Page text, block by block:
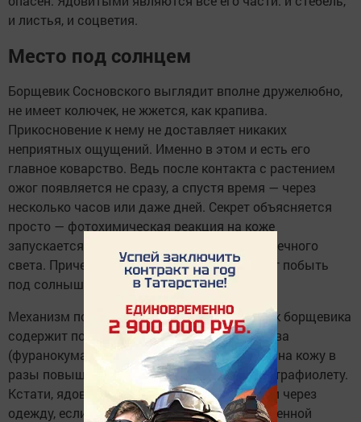
и листья, и соцветия.
Место под солнцем
Борщевик Сосновского выглядит вполне дружелюбно,
не имеет колючек, не жжется, как крапива.
Прикосновение к нему не доставляет никаких
неприятных ощущений. Именно в этом и есть его
главное коварство. Ведь после контакта с растением
ожог появляется не сразу, а спустя время — через
несколько часов или даже дней. Секрет объясняется
просто — фотохимическая реакция на коже
запускается только под воздействием солнечного
света. Причем достаточно всего пару минут побыть
под солнышком.
Механизм поражения состоит в том, что сок борщевика
содержит потенциально токсичные вещества
(фуранокумарины), которые при попадании на кожу в
разы повышают ее чувствительность к ультрафиолету.
Кстати, ядовитый сок способен проникать и через
одежду, если та была промокаемой. На лишенной